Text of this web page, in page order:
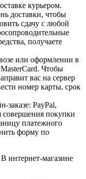
курьером.
доставки, чтобы
сдачу с любой
получаете
или оформлении в
Чтобы
вас на сервер
номер карты, срок
заказе: PayPal,
покупки
платежного
форму по
интернет-магазине